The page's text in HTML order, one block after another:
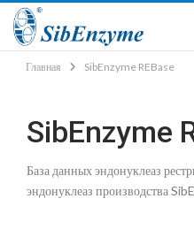
Главная SibEnzyme REBase
SibEnzyme
База данных эндонуклеаз
эндонуклеаз производства